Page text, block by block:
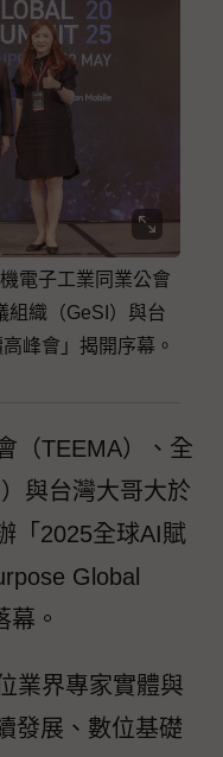
電子工業同業公會
組織（GeSI）與台
峰會」揭開序幕。
（TEEMA）、全
與台灣大哥大於
「2025全球AI賦
Global
幕。
業界專家實體與
發展、數位基礎